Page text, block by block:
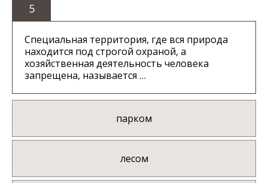
5
Специальная территория, где вся природа
находится под строгой охраной, а
хозяйственная деятельность человека
запрещена, называется …
парком
лесом